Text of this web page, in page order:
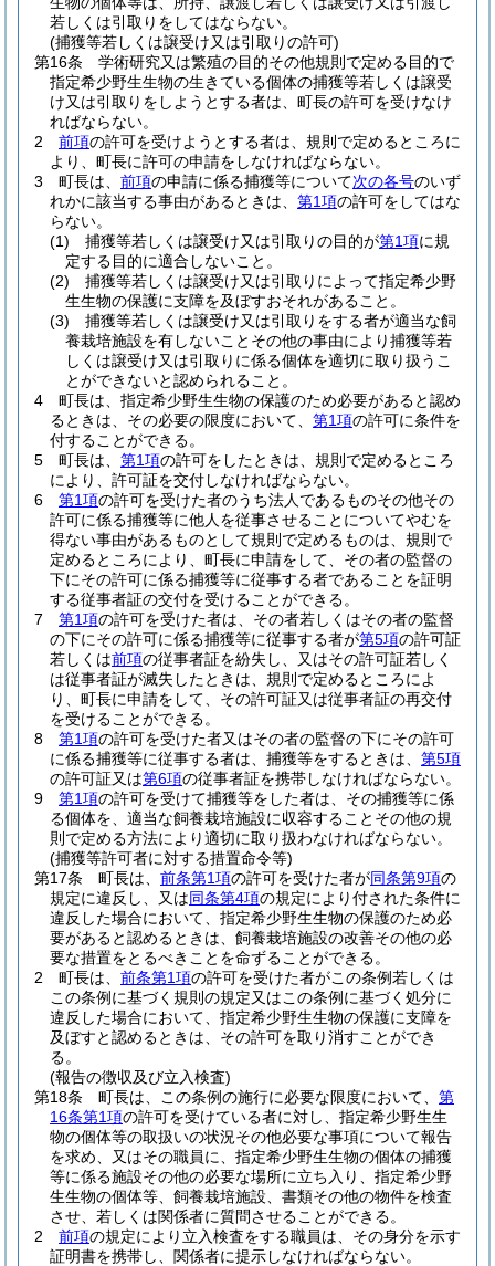
若しくは引取りをしてはならない。
(捕獲等若しくは譲受け又は引取りの許可)
第16条
学術研究又は繁殖の目的その他規則で定める目的で
指定希少野生生物の生きている個体の捕獲等若しくは譲受
け又は引取りをしようとする者は、町長の許可を受けなけ
ればならない。
2
前項の許可を受けようとする者は、規則で定めるところに
より、町長に許可の申請をしなければならない。
3
町長は、 前項の申請に係る捕獲等について次の各号のいず
れかに該当する事由があるときは、 第1項の許可をしてはな
らない。
(1)
捕獲等若しくは譲受け又は引取りの目的が第1項に規
定する目的に適合しないこと。
(2)
捕獲等若しくは譲受け又は引取りによって指定希少野
生生物の保護に支障を及ぼすおそれがあること。
(3)
捕獲等若しくは譲受け又は引取りをする者が適当な飼
養栽培施設を有しないことその他の事由により捕獲等若
しくは譲受け又は引取りに係る個体を適切に取り扱うこ
とができないと認められること。
4
町長は、指定希少野生生物の保護のため必要があると認め
るときは、その必要の限度において、 第1項の許可に条件を
付することができる。
5
町長は、 第1項の許可をしたときは、規則で定めるところ
により、許可証を交付しなければならない。
6
第1項の許可を受けた者のうち法人であるものその他その
許可に係る捕獲等に他人を従事させることについてやむを
得ない事由があるものとして規則で定めるものは、規則で
定めるところにより、町長に申請をして、その者の監督の
下にその許可に係る捕獲等に従事する者であることを証明
する従事者証の交付を受けることができる。
7
第1項の許可を受けた者は、その者若しくはその者の監督
の下にその許可に係る捕獲等に従事する者が第5項の許可証
若しくは前項の従事者証を紛失し、又はその許可証若しく
は従事者証が滅失したときは、規則で定めるところによ
り、町長に申請をして、その許可証又は従事者証の再交付
を受けることができる。
8
第1項の許可を受けた者又はその者の監督の下にその許可
に係る捕獲等に従事する者は、捕獲等をするときは、 第5項
の許可証又は第6項の従事者証を携帯しなければならない。
9
第1項の許可を受けて捕獲等をした者は、その捕獲等に係
る個体を、適当な飼養栽培施設に収容することその他の規
則で定める方法により適切に取り扱わなければならない。
(捕獲等許可者に対する措置命令等)
第17条
町長は、 前条第1項の許可を受けた者が同条第9項の
規定に違反し、又は同条第4項の規定により付された条件に
違反した場合において、指定希少野生生物の保護のため必
要があると認めるときは、飼養栽培施設の改善その他の必
要な措置をとるべきことを命ずることができる。
2
町長は、 前条第1項の許可を受けた者がこの条例若しくは
この条例に基づく規則の規定又はこの条例に基づく処分に
違反した場合において、指定希少野生生物の保護に支障を
及ぼすと認めるときは、その許可を取り消すことができ
る。
(報告の徴収及び立入検査)
第18条
町長は、この条例の施行に必要な限度において、 第
16条第1項の許可を受けている者に対し、指定希少野生生
物の個体等の取扱いの状況その他必要な事項について報告
を求め、又はその職員に、指定希少野生生物の個体の捕獲
等に係る施設その他の必要な場所に立ち入り、指定希少野
生生物の個体等、飼養栽培施設、書類その他の物件を検査
させ、若しくは関係者に質問させることができる。
2
前項の規定により立入検査をする職員は、その身分を示す
証明書を携帯し、関係者に提示しなければならない。